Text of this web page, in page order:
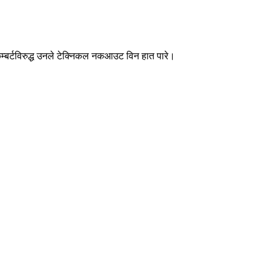
उनले टेक्निकल नकआउट विन हात पारे।